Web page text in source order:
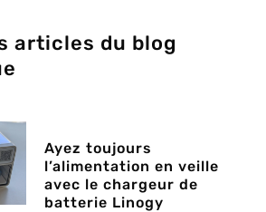
articles du blog
Ayez toujours
l’alimentation en veille
avec le chargeur de
batterie Linogy